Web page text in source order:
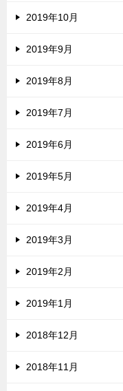
2019年10月
2019年9月
2019年8月
2019年7月
2019年6月
2019年5月
2019年4月
2019年3月
2019年2月
2019年1月
2018年12月
2018年11月